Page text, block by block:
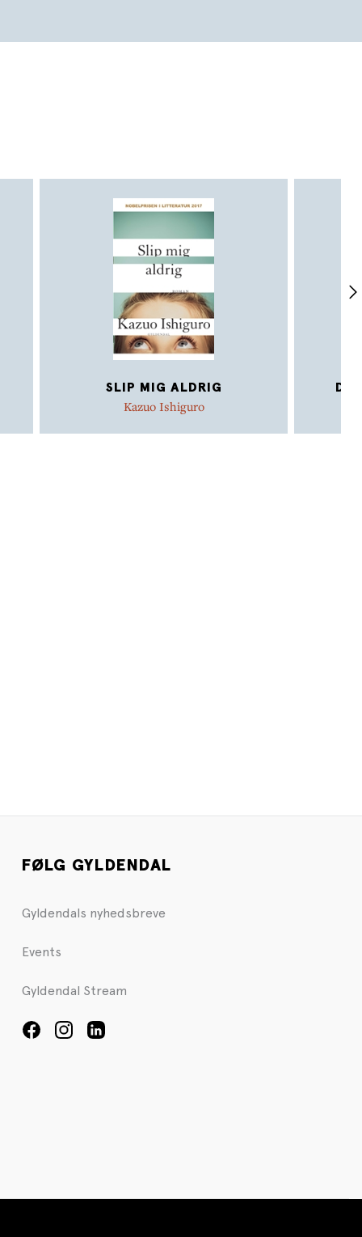
SLIP MIG ALDRIG
Kazuo Ishiguro
FØLG GYLDENDAL
Gyldendals nyhedsbreve
Events
Gyldendal Stream